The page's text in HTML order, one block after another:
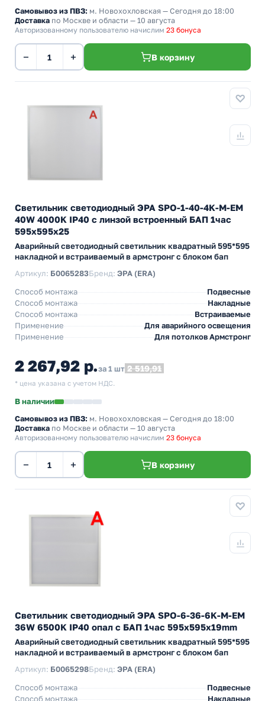
Самовывоз из ПВЗ: м. Новохохловская — Сегодня до 18:00
Доставка по Москве и области — 10 августа
Авторизованному пользователю начислим 23 бонуса
− + В корзину
Светильник светодиодный ЭРА SPO-1-40-4K-M-EM
40W 4000K IP40 с линзой встроенный БАП 1час
595x595x25
Аварийный светодиодный светильник квадратный 595*595
накладной и встраиваемый в армстронг с блоком бап
Артикул: Б0065283Бренд: ЭРА (ERA)
Способ монтажа
Подвесные
Способ монтажа
Накладные
Способ монтажа
Встраиваемые
Применение
Для аварийного освещения
Применение
Для потолков Армстронг
2 267,92 р.за 1 шт 2 519,91
* цена указана с учетом НДС.
В наличии
Самовывоз из ПВЗ: м. Новохохловская — Сегодня до 18:00
Доставка по Москве и области — 10 августа
Авторизованному пользователю начислим 23 бонуса
− + В корзину
Светильник светодиодный ЭРА SPO-6-36-6K-M-EM
36W 6500K IP40 опал с БАП 1час 595х595x19mm
Аварийный светодиодный светильник квадратный 595*595
накладной и встраиваемый в армстронг с блоком бап
Артикул: Б0065298Бренд: ЭРА (ERA)
Способ монтажа
Подвесные
Способ монтажа
Накладные